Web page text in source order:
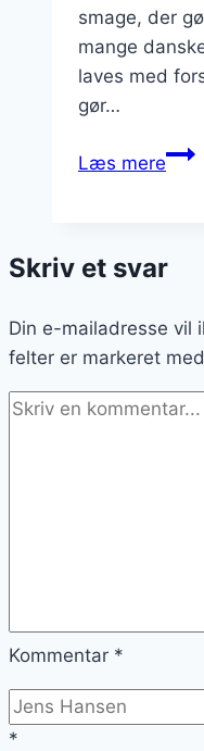
smage, der
mange
laves med
gør…
Læs mere
i
Skriv et svar
Din e-mailadresse vil
felter er markeret med
Kommentar *
*